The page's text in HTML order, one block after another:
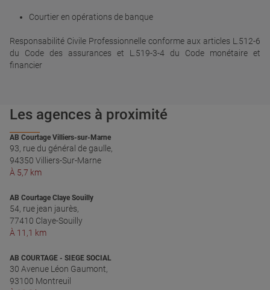
Courtier en opérations de banque
Responsabilité Civile Professionnelle conforme aux articles L.512-6
du Code des assurances et L.519-3-4 du Code monétaire et
financier
Les agences à proximité
AB Courtage Villiers-sur-Marne
93, rue du général de gaulle,
94350 Villiers-Sur-Marne
À 5,7 km
AB Courtage Claye Souilly
54, rue jean jaurès,
77410 Claye-Souilly
À 11,1 km
AB COURTAGE - SIEGE SOCIAL
30 Avenue Léon Gaumont,
93100 Montreuil